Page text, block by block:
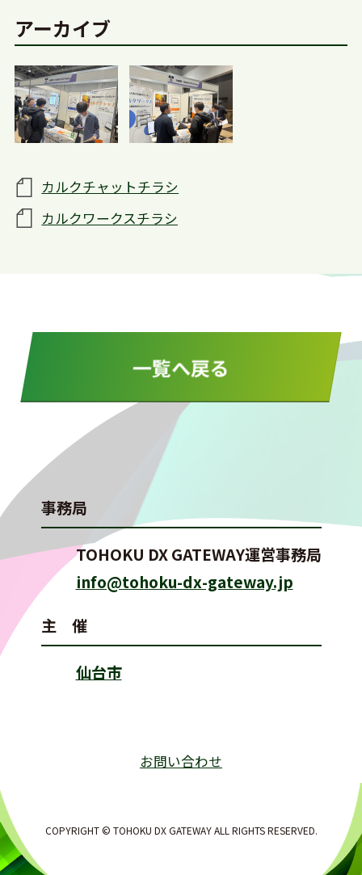
アーカイブ
カルクチャットチラシ
カルクワークスチラシ
一覧へ戻る
事務局
TOHOKU DX GATEWAY運営事務局
info@tohoku-dx-gateway.jp
主 催
仙台市
お問い合わせ
COPYRIGHT © TOHOKU DX GATEWAY ALL RIGHTS RESERVED.